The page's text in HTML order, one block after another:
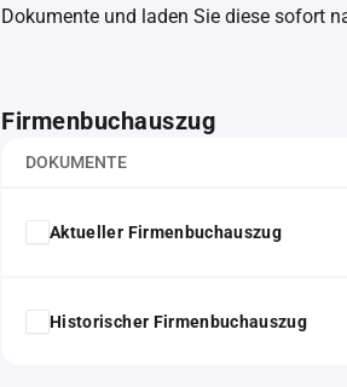
Dokumente und laden Sie diese sofort
Firmenbuchauszug
DOKUMENTE
Aktueller Firmenbuchauszug
Historischer Firmenbuchauszug